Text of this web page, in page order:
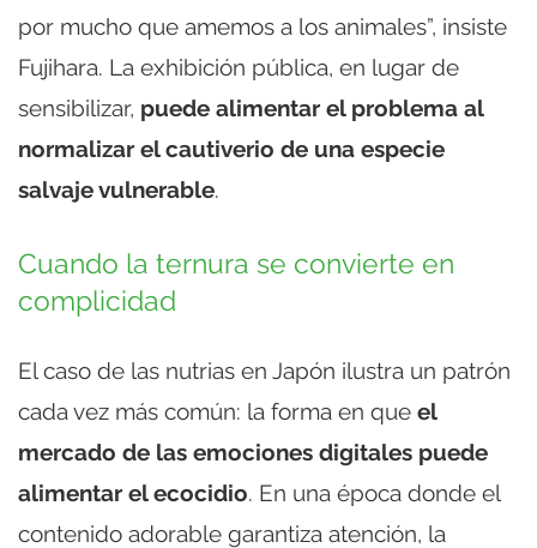
por mucho que amemos a los animales”, insiste
Fujihara. La exhibición pública, en lugar de
sensibilizar, puede alimentar el problema al
normalizar el cautiverio de una especie
salvaje vulnerable.
Cuando la ternura se convierte en
complicidad
El caso de las nutrias en Japón ilustra un patrón
cada vez más común: la forma en que el
mercado de las emociones digitales puede
alimentar el ecocidio. En una época donde el
contenido adorable garantiza atención, la